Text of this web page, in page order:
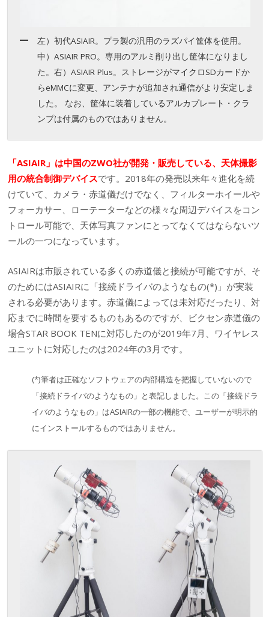
左）初代ASIAIR。プラ製の汎用のラズパイ筐体を使用。
中）ASIAIR PRO。専用のアルミ削り出し筐体になりまし
た。右）ASIAIR Plus。ストレージがマイクロSDカードか
らeMMCに変更、アンテナが追加され通信がより安定しま
した。 なお、筐体に装着しているアルカプレート・クラ
ンプは付属のものではありません。
「ASIAIR」は中国のZWO社が開発・販売している、天体撮影
用の統合制御デバイスです。2018年の発売以来年々進化を続
けていて、カメラ・赤道儀だけでなく、フィルターホイールや
フォーカサー、ローテーターなどの様々な周辺デバイスをコン
トロール可能で、天体写真ファンにとってなくてはならないツ
ールの一つになっています。
ASIAIRは市販されている多くの赤道儀と接続が可能ですが、そ
のためにはASIAIRに「接続ドライバのようなもの(*)」が実装
される必要があります。赤道儀によっては未対応だったり、対
応までに時間を要するものもあるのですが、ビクセン赤道儀の
場合STAR BOOK TENに対応したのが2019年7月、ワイヤレス
ユニットに対応したのは2024年の3月です。
(*)筆者は正確なソフトウェアの内部構造を把握していないので
「接続ドライバのようなもの」と表記しました。この「接続ドラ
イバのようなもの」はASIAIRの一部の機能で、ユーザーが明示的
にインストールするものではありません。